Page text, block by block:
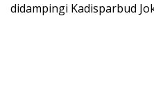
didampingi Kadisparbud